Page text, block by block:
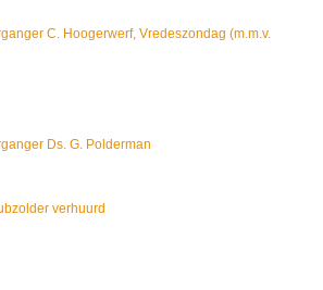
C. Hoogerwerf, Vredeszondag (m.m.v.
Ds. G. Polderman
verhuurd